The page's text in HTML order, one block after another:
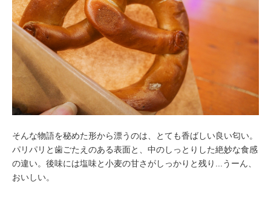
そんな物語を秘めた形から漂うのは、とても香ばしい良い匂い。
パリパリと歯ごたえのある表面と、中のしっとりした絶妙な食感
の違い。後味には塩味と小麦の甘さがしっかりと残り...うーん、
おいしい。